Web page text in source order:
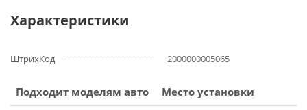
Характеристики
ШтрихКод 2000000005065
Подходит моделям авто
Место установки